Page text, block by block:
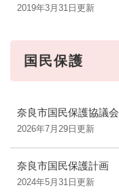
2019年3月31日更新
国民保護
奈良市国民保護協議会
2026年7月29日更新
奈良市国民保護計画
2024年5月31日更新